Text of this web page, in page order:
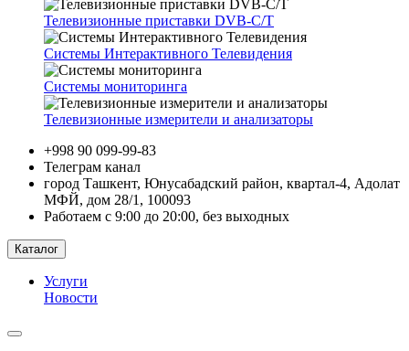
Телевизионные приставки DVB-C/T
Системы Интерактивного Телевидения
Системы мониторинга
Телевизионные измерители и анализаторы
+998 90 099-99-83
Телеграм канал
город Ташкент, Юнусабадский район, квартал-4, Адолат
МФЙ, дом 28/1, 100093
Работаем с 9:00 до 20:00, без выходных
Каталог
Услуги
Новости